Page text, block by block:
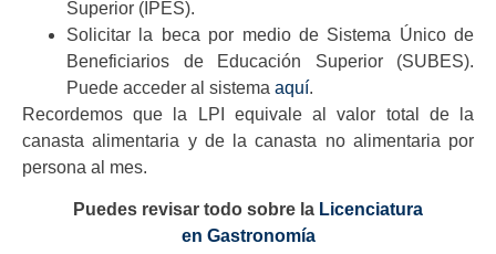
Superior (IPES).
Solicitar la beca por medio de Sistema Único de
Beneficiarios de Educación Superior (SUBES).
Puede acceder al sistema aquí.
Recordemos que la LPI equivale al valor total de la
canasta alimentaria y de la canasta no alimentaria por
persona al mes.
Puedes revisar todo sobre la Licenciatura
en Gastronomía